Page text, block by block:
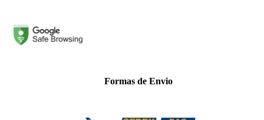
Formas de Envio